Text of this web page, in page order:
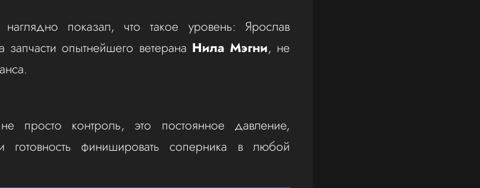
показал, что такое уровень: Ярослав
опытнейшего ветерана Нила Мэгни, не
контроль, это постоянное давление,
готовность финишировать соперника в любой